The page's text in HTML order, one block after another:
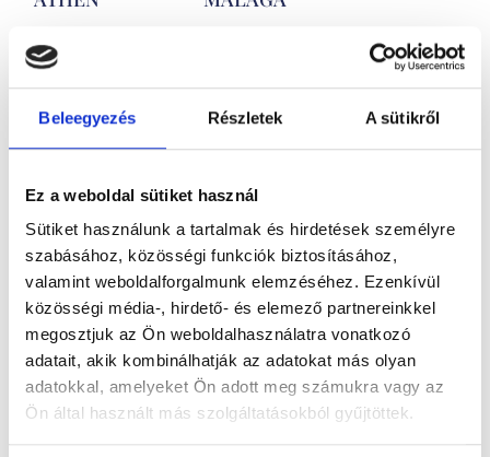
Beleegyezés Részletek A sütikről
Ez a weboldal sütiket használ
Sütiket használunk a tartalmak és hirdetések személyre
szabásához, közösségi funkciók biztosításához,
valamint weboldalforgalmunk elemzéséhez. Ezenkívül
közösségi média-, hirdető- és elemező partnereinkkel
megosztjuk az Ön weboldalhasználatra vonatkozó
adatait, akik kombinálhatják az adatokat más olyan
adatokkal, amelyeket Ön adott meg számukra vagy az
Ön által használt más szolgáltatásokból gyűjtöttek.
416.700
tól
Kő nélküli
sárga és
fehérarany
karikagyűrű
pár
tól
Kő nélküli
sárga és
fehérarany
karikagyűrű
pár